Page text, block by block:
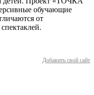
обучающие
от
Добавить свой сайт